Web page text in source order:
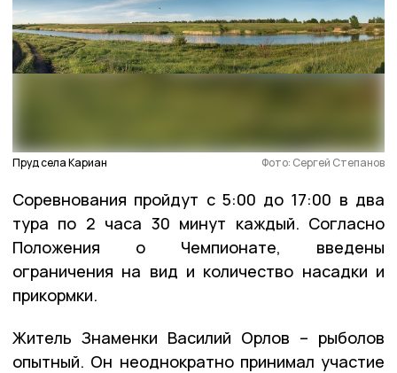
Пруд села Кариан Фото: Сергей Степанов
Соревнования пройдут с 5:00 до 17:00 в два
тура по 2 часа 30 минут каждый. Согласно
Положения о Чемпионате, введены
ограничения на вид и количество насадки и
прикормки.
Житель Знаменки Василий Орлов – рыболов
опытный. Он неоднократно принимал участие